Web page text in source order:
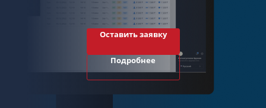
Оставить заявку
Подробнее